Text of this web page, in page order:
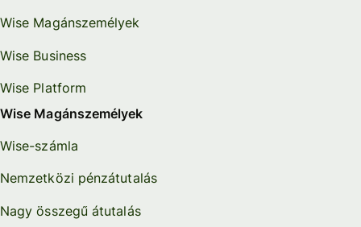
Wise Magánszemélyek
Wise Business
Wise Platform
Wise Magánszemélyek
Wise-számla
Nemzetközi pénzátutalás
Nagy összegű átutalás